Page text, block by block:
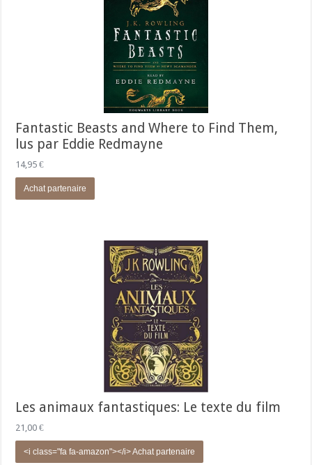
Fantastic Beasts and Where to Find Them,
lus par Eddie Redmayne
14,95 €
Achat partenaire
Les animaux fantastiques: Le texte du film
21,00 €
<i class="fa fa-amazon"></i> Achat partenaire